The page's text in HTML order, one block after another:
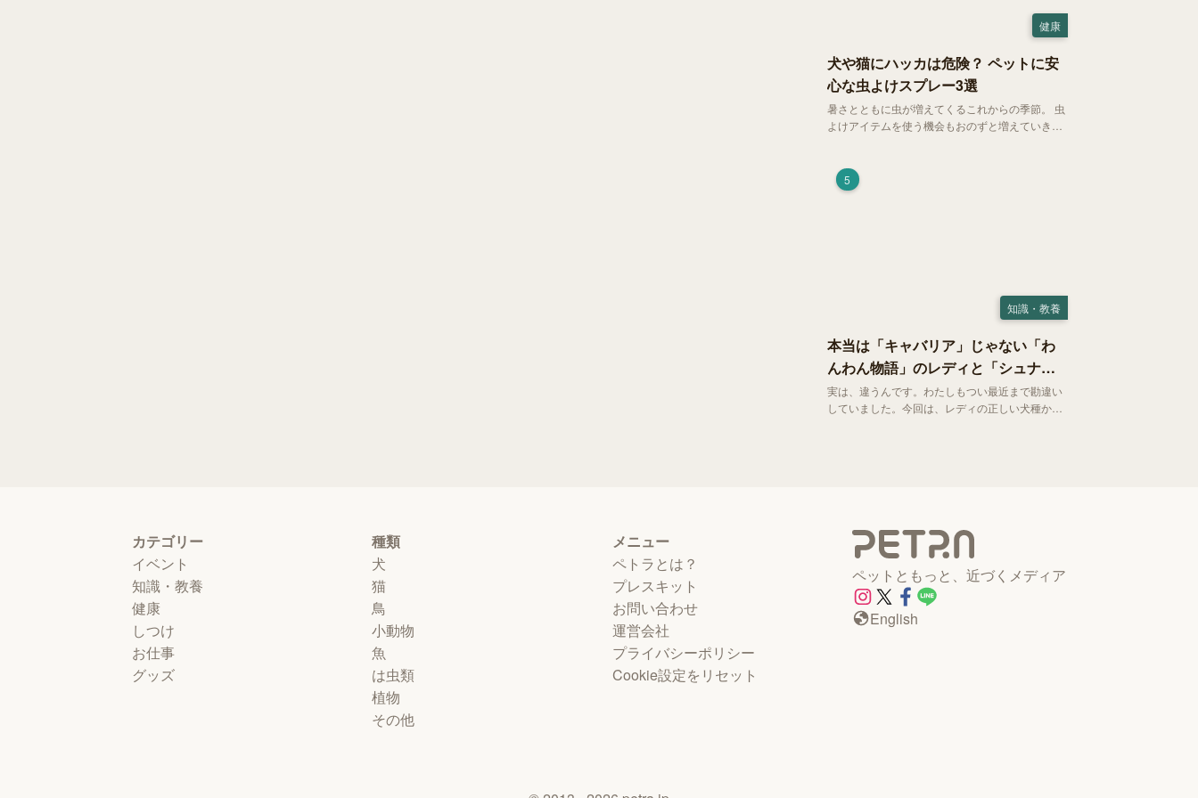
健康
犬や猫にハッカは危険？ ペットに安
心な虫よけスプレー3選
暑さとともに虫が増えてくるこれからの季節。 虫
よけアイテムを使う機会もおのずと増えていきま
健康には悪影響 だということはご存知ですか？
5
知識・教養
本当は「キャバリア」じゃない「わ
んわん物語」のレディと「シュナ」
じゃないトランプ
実は、違うんです。わたしもつい最近まで勘違い
していました。今回は、レディの正しい犬種から
カテゴリー
イベント
知識・教養
健康
しつけ
お仕事
グッズ
種類
犬
猫
鳥
小動物
魚
は虫類
植物
その他
メニュー
ペトラとは？
プレスキット
お問い合わせ
運営会社
プライバシーポリシー
Cookie設定をリセット
ペットともっと、近づくメディア
English